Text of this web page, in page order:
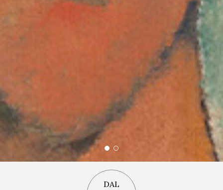
DAL